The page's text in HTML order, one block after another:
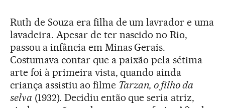
Ruth de Souza era filha de um lavrador e uma
lavadeira. Apesar de ter nascido no Rio,
passou a infância em Minas Gerais.
Costumava contar que a paixão pela sétima
arte foi à primeira vista, quando ainda
criança assistiu ao filme Tarzan, o filho da
selva (1932). Decidiu então que seria atriz,